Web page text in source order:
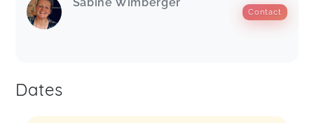
Sabine Wimberger
Contact
Dates